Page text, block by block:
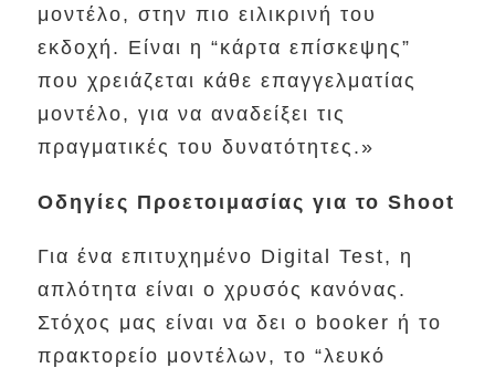
μοντέλο, στην πιο ειλικρινή του
εκδοχή. Είναι η “κάρτα επίσκεψης”
που χρειάζεται κάθε επαγγελματίας
μοντέλο, για να αναδείξει τις
πραγματικές του δυνατότητες.»
Οδηγίες Προετοιμασίας για το Shoot
Για ένα επιτυχημένο Digital Test, η
απλότητα είναι ο χρυσός κανόνας.
Στόχος μας είναι να δει ο booker ή το
πρακτορείο μοντέλων, το “λευκό